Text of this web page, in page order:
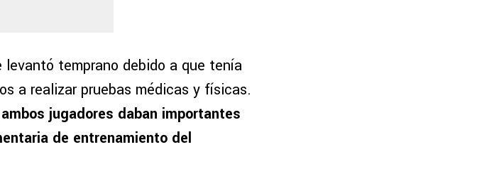
temprano debido a que tenía
a realizar pruebas médicas y físicas.
ambos jugadores daban importantes
de entrenamiento del